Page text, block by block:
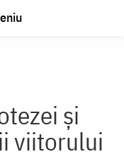
și
viitorului